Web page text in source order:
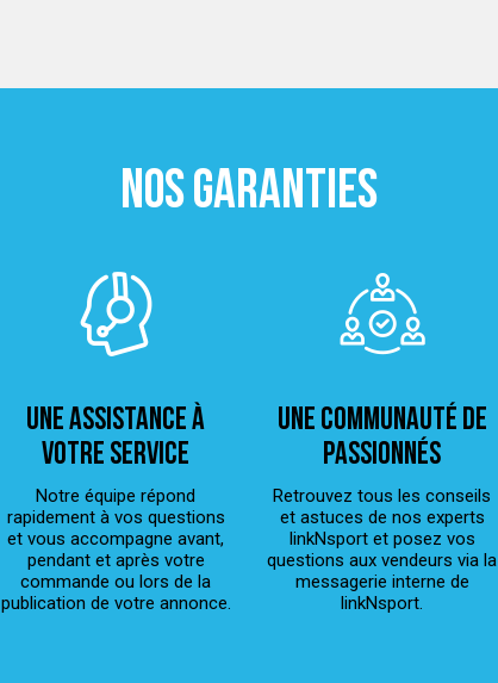
NOS GARANTIES
Une assistance à
votre service
Notre équipe répond
rapidement à vos questions
et vous accompagne avant,
pendant et après votre
commande ou lors de la
publication de votre annonce.
Une Communauté de
passionnés
Retrouvez tous les conseils
et astuces de nos experts
linkNsport et posez vos
questions aux vendeurs via la
messagerie interne de
linkNsport.